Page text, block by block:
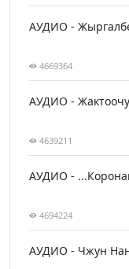
АУДИО -
4669364
АУДИО -
4639211
АУДИО -
4694224
АУДИО - Чжун